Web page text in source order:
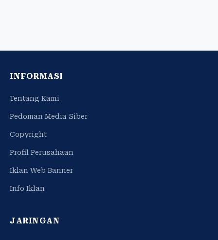
INFORMASI
Tentang Kami
Pedoman Media Siber
Copyright
Profil Perusahaan
Iklan Web Banner
Info Iklan
JARINGAN